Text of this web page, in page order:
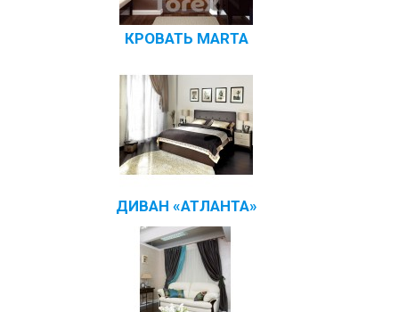
КРОВАТЬ MARTA
ДИВАН «АТЛАНТА»